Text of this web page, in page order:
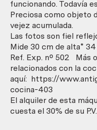
funcionando. Todavía
Preciosa como objeto
vejez acumulada.
Las fotos son fiel
Mide 30 cm de alta*
Ref. Exp. nº 502 Más
relacionados con la
aquí: https://
cocina-403
El alquiler de esta
cuesta el 30% de su